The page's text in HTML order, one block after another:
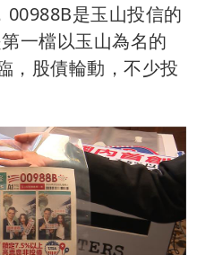
00988B是玉山投信的
一檔以玉山為名的
，股債輪動，不少投